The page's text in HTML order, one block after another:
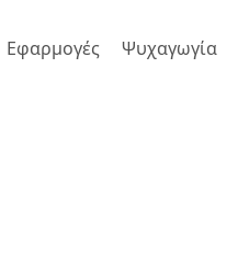
Εφαρμογές Ψυχαγωγία